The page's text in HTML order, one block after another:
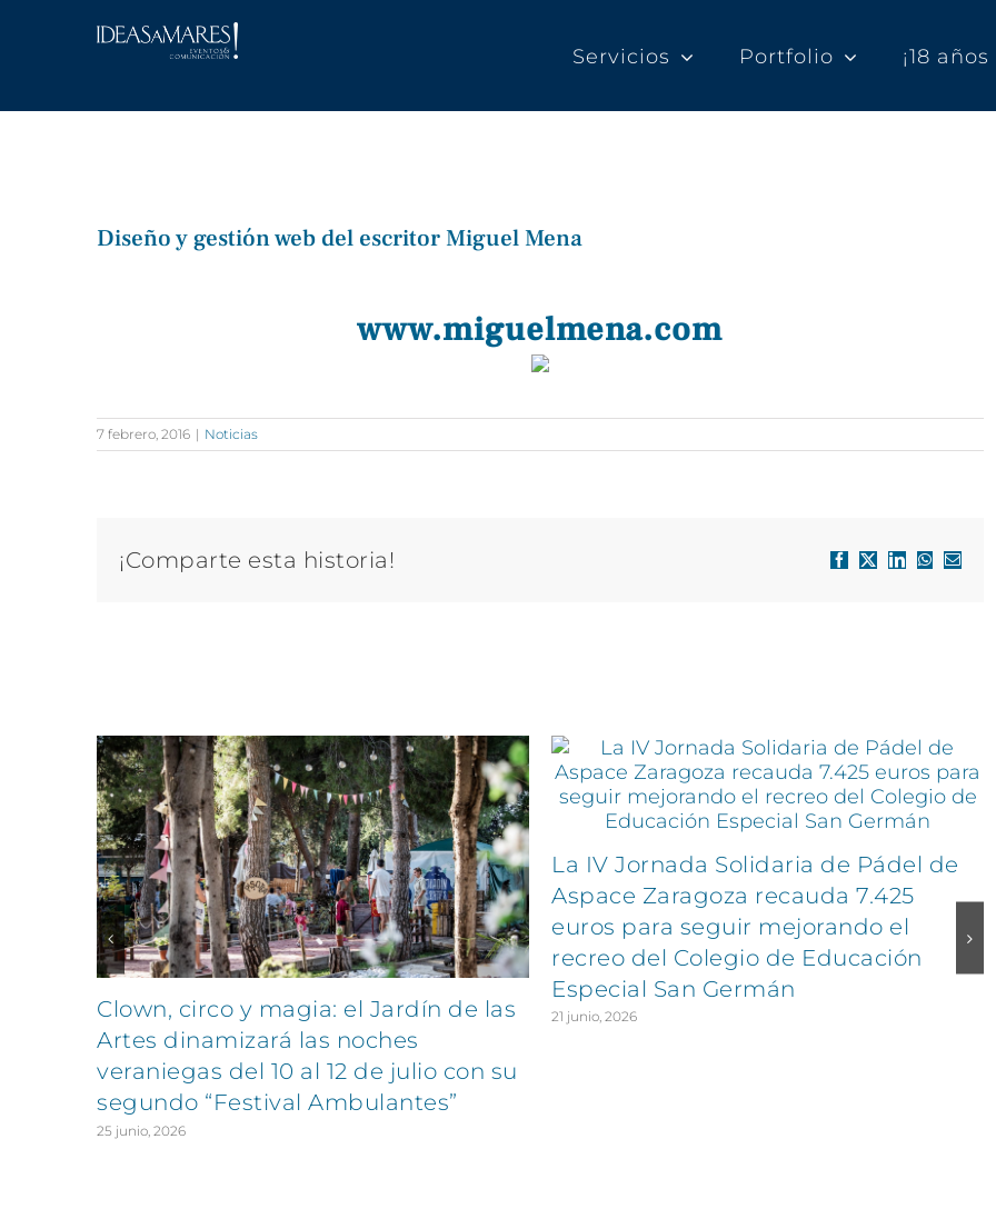
Servicios Portfolio ¡18
Diseño y gestión web del escritor Miguel Mena
www.miguelmena.com
7 febrero, 2016 | Noticias
¡Comparte esta historia! Facebook
X LinkedInWhatsApp
Correo
Clown, circo y magia: el Jardín de las
Artes dinamizará las noches
veraniegas del 10 al 12 de julio con su
segundo “Festival Ambulantes”
25 junio, 2026
La IV Jornada Solidaria de Pádel de
Aspace Zaragoza recauda 7.425
euros para seguir mejorando el
recreo del Colegio de Educación
Especial San Germán
21 junio, 2026